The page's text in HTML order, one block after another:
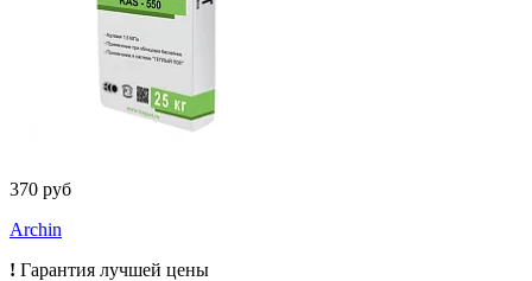
370 руб
Archin
! Гарантия лучшей цены